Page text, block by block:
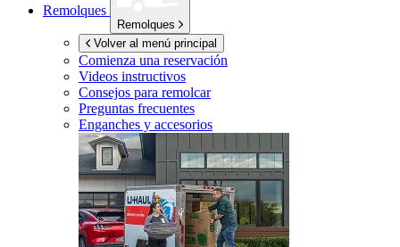
Remolques
Remolques
Volver al menú principal
Comienza una reservación
Videos instructivos
Consejos para remolcar
Preguntas frecuentes
Enganches y accesorios